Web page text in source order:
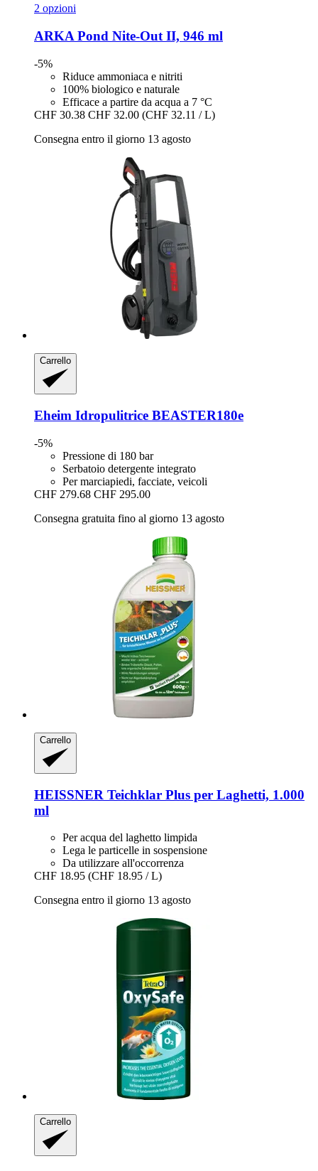
2 opzioni
ARKA Pond Nite-​Out II, 946 ml
-5%
Riduce ammoniaca e nitriti
100% biologico e naturale
Efficace a partire da acqua a 7 °C
CHF 30.38 CHF 32.00 (CHF 32.11 / L)
Consegna entro il giorno 13 agosto
Carrello
Eheim Idropulitrice BEASTER180e
-5%
Pressione di 180 bar
Serbatoio detergente integrato
Per marciapiedi, facciate, veicoli
CHF 279.68 CHF 295.00
Consegna gratuita fino al giorno 13 agosto
Carrello
HEISSNER Teichklar Plus per Laghetti, 1.000
ml
Per acqua del laghetto limpida
Lega le particelle in sospensione
Da utilizzare all'occorrenza
CHF 18.95 (CHF 18.95 / L)
Consegna entro il giorno 13 agosto
Carrello